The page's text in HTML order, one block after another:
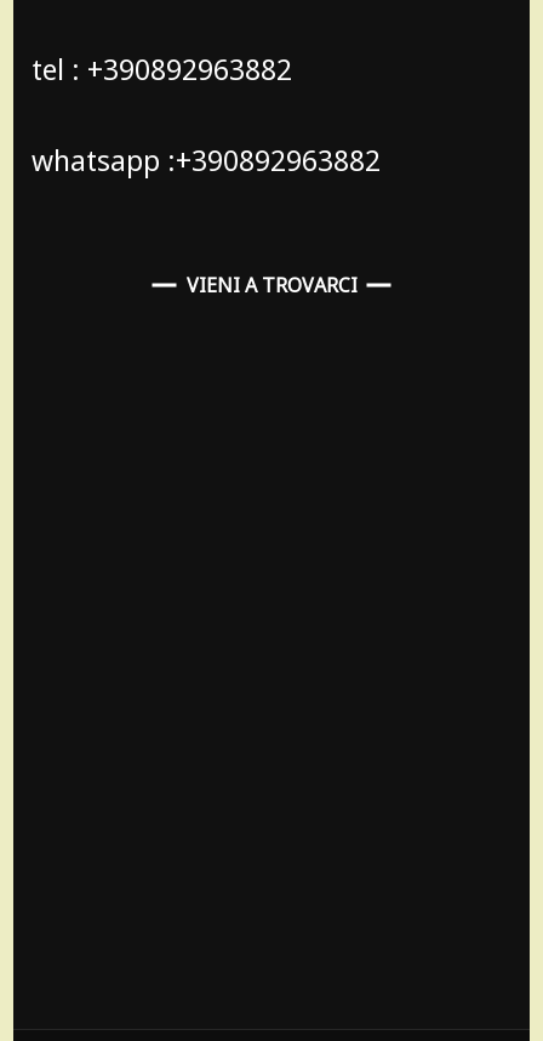
tel : +390892963882
whatsapp :+390892963882
VIENI A TROVARCI